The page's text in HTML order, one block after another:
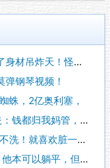
炸天！怪不得对
钢琴视频！
蛛，2亿奥利塞，
归我妈管，但并不
！就喜欢脏一点，
可以躺平，但还是把